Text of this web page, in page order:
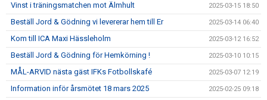
Vinst i träningsmatchen mot Älmhult 2025-03-15 18:50
Beställ Jord & Gödning vi levererar hem till Er 2025-03-14 06:40
Kom till ICA Maxi Hässleholm 2025-03-12 16:52
Beställ Jord & Gödning för Hemkörning ! 2025-03-10 10:15
MÅL-ARVID nästa gäst IFKs Fotbollskafé 2025-03-07 12:19
Information inför årsmötet 18 mars 2025 2025-02-25 09:18